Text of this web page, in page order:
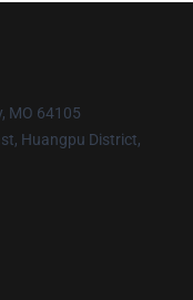
MO 64105
Huangpu District,